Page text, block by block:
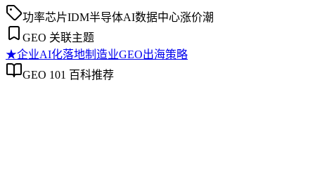
功率芯片IDM半导体AI数据中心涨价潮
GEO 关联主题
★企业AI化落地制造业GEO出海策略
GEO 101 百科推荐